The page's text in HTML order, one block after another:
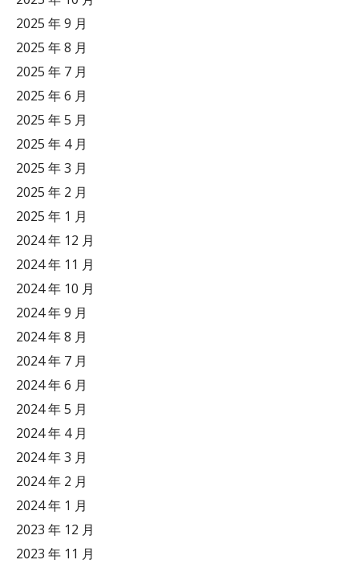
2025 年 9 月
2025 年 8 月
2025 年 7 月
2025 年 6 月
2025 年 5 月
2025 年 4 月
2025 年 3 月
2025 年 2 月
2025 年 1 月
2024 年 12 月
2024 年 11 月
2024 年 10 月
2024 年 9 月
2024 年 8 月
2024 年 7 月
2024 年 6 月
2024 年 5 月
2024 年 4 月
2024 年 3 月
2024 年 2 月
2024 年 1 月
2023 年 12 月
2023 年 11 月